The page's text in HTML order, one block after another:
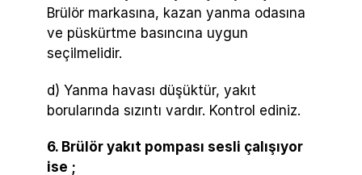
Brülör markasına, kazan yanma odasına
ve püskürtme basıncına uygun
seçilmelidir.
d) Yanma havası düşüktür, yakıt
borularında sızıntı vardır. Kontrol ediniz.
6. Brülör yakıt pompası sesli çalışıyor
ise ;